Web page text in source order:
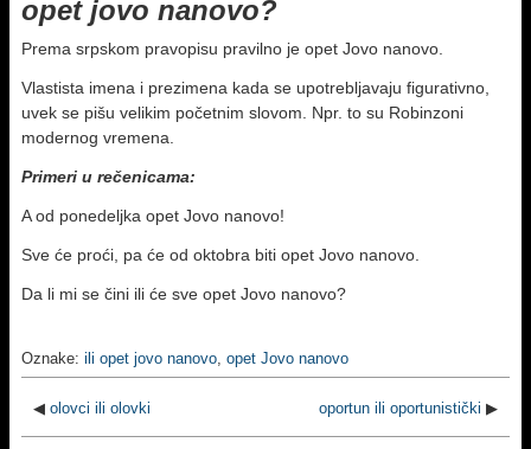
opet jovo nanovo?
Prema srpskom pravopisu pravilno je opet Jovo nanovo.
Vlastista imena i prezimena kada se upotrebljavaju figurativno,
uvek se pišu velikim početnim slovom. Npr. to su Robinzoni
modernog vremena.
Primeri u rečenicama:
A od ponedeljka opet Jovo nanovo!
Sve će proći, pa će od oktobra biti opet Jovo nanovo.
Da li mi se čini ili će sve opet Jovo nanovo?
Oznake: ili opet jovo nanovo, opet Jovo nanovo
◀ olovci ili olovki oportun ili oportunistički ▶